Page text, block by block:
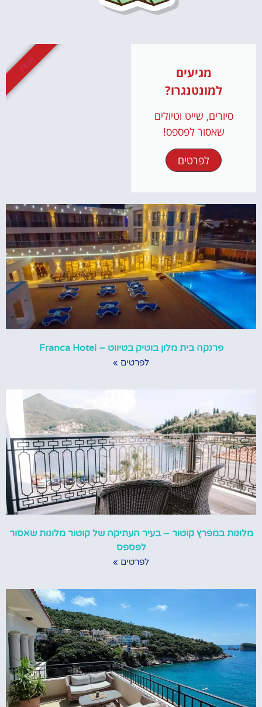
מגיעים
למונטנגרו?
סיורים, שייט וטיולים
שאסור לפספס!
לפרטים
מומלץ
פרנקה בית מלון בוטיק בטיווט – Franca Hotel
לפרטים »
מלונות במפרץ קוטור – בעיר העתיקה של קוטור מלונות שאסור
לפספס
לפרטים »